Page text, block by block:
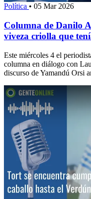
Política • 05 Mar 2026
Columna de Danilo
viveza criolla que
Este miércoles 4 el
columna en diálogo con
discurso de Yamandú Orsi